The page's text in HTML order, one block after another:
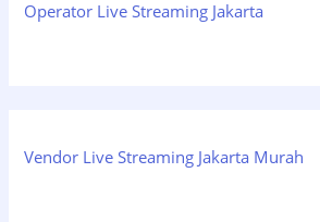
Operator Live Streaming Jakarta
Vendor Live Streaming Jakarta Murah